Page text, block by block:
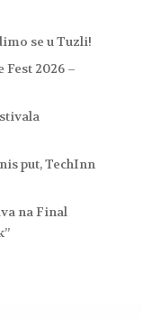
se u Tuzli!
Fest 2026 –
put, TechInn
na Final